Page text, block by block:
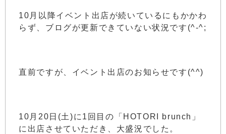
10月以降イベント出店が続いているにもかかわ
らず、ブログが更新できていない状況です(^-^;
直前ですが、イベント出店のお知らせです(^^)
10月20日(土)に1回目の「HOTORI brunch」
に出店させていただき、大盛況でした。